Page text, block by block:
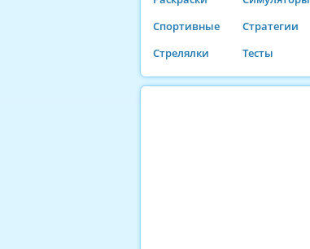
Спортивные
Стратегии
Стрелялки
Тесты